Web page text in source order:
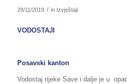
28/11/2019 / in Izvještaji
VODOSTAJI
Posavski kanton
Vodostaj rijeke Save i dalje je u